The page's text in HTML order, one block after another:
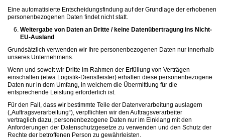
Eine automatisierte Entscheidungsfindung auf der Grundlage der erhobenen
personenbezogenen Daten findet nicht statt.
Weitergabe von Daten an Dritte / keine Datenübertragung ins Nicht-
EU-Ausland
Grundsätzlich verwenden wir Ihre personenbezogenen Daten nur innerhalb
unseres Unternehmens.
Wenn und soweit wir Dritte im Rahmen der Erfüllung von Verträgen
einschalten (etwa Logistik-Dienstleister) erhalten diese personenbezogene
Daten nur in dem Umfang, in welchem die Übermittlung für die
entsprechende Leistung erforderlich ist.
Für den Fall, dass wir bestimmte Teile der Datenverarbeitung auslagern
(„Auftragsverarbeitung“), verpflichten wir den Auftragsverarbeiter
vertraglich dazu, personenbezogene Daten nur im Einklang mit den
Anforderungen der Datenschutzgesetze zu verwenden und den Schutz der
Rechte der betroffenen Person zu gewährleisten.